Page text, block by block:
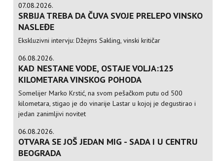
07.08.2026.
SRBIJA TREBA DA ČUVA SVOJE PRELEPO VINSKO
NASLEĐE
Ekskluzivni intervju: Džejms Sakling, vinski kritičar
06.08.2026.
KAD NESTANE VODE, OSTAJE VOLJA:125
KILOMETARA VINSKOG POHODA
Somelijer Marko Krstić, na svom pešačkom putu od 500
kilometara, stigao je do vinarije Lastar u kojoj je degustirao i
jedan zanimljivi novitet
06.08.2026.
OTVARA SE JOŠ JEDAN MIG - SADA I U CENTRU
BEOGRADA